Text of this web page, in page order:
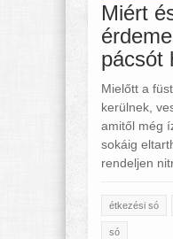
Miért
pácsót
Mielőtt a
kerülnek,
amitől még
sokáig
rendeljen
étkezési só
só